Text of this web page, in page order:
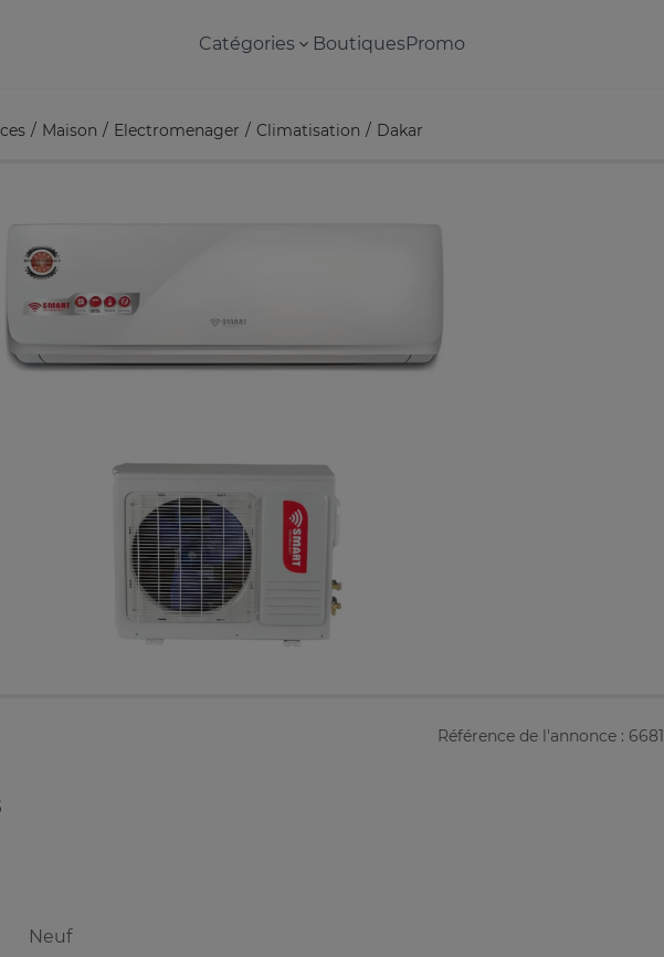
Catégories BoutiquesPromo
Maison Electromenager Climatisation Dakar
Référence de l'annonce :
Neuf